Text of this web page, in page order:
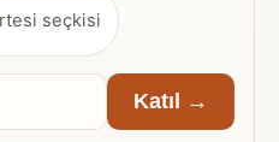
seçkisi
Katıl →